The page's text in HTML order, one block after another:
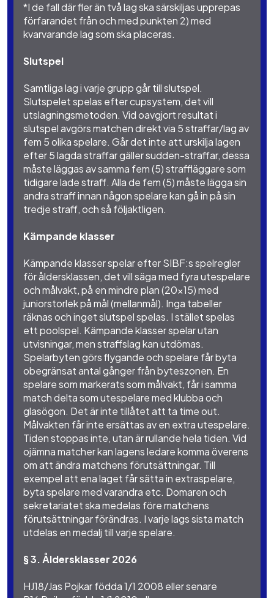
*I de fall där fler än två lag ska särskiljas upprepas
förfarandet från och med punkten 2) med
kvarvarande lag som ska placeras.
Slutspel
Samtliga lag i varje grupp går till slutspel.
Slutspelet spelas efter cupsystem, det vill
utslagningsmetoden. Vid oavgjort resultat i
slutspel avgörs matchen direkt via 5 straffar/lag av
fem 5 olika spelare. Går det inte att urskilja lagen
efter 5 lagda straffar gäller sudden-straffar, dessa
måste läggas av samma fem (5) straffläggare som
tidigare lade straff. Alla de fem (5) måste lägga sin
andra straff innan någon spelare kan gå in på sin
tredje straff, och så följaktligen.
Kämpande klasser
Kämpande klasser spelar efter SIBF:s spelregler
för åldersklassen, det vill säga med fyra utespelare
och målvakt, på en mindre plan (20x15) med
juniorstorlek på mål (mellanmål). Inga tabeller
räknas och inget slutspel spelas. I stället spelas
ett poolspel. Kämpande klasser spelar utan
utvisningar, men straffslag kan utdömas.
Spelarbyten görs flygande och spelare får byta
obegränsat antal gånger från byteszonen. En
spelare som markerats som målvakt, får i samma
match delta som utespelare med klubba och
glasögon. Det är inte tillåtet att ta time out.
Målvakten får inte ersättas av en extra utespelare.
Tiden stoppas inte, utan är rullande hela tiden. Vid
ojämna matcher kan lagens ledare komma överens
om att ändra matchens förutsättningar. Till
exempel att ena laget får sätta in extraspelare,
byta spelare med varandra etc. Domaren och
sekretariatet ska medelas före matchens
förutsättningar förändras. I varje lags sista match
utdelas en medalj till varje spelare.
§ 3. Åldersklasser 2026
HJ18/Jas Pojkar födda 1/1 2008 eller senare